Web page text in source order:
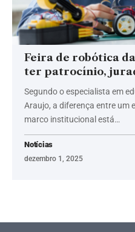
Feira de robótica
ter patrocínio,
Segundo o especialista em
Araujo, a diferença entre um
marco institucional está…
Notícias
dezembro 1, 2025